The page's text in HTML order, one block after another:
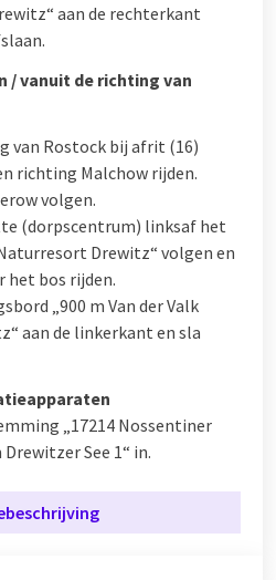
aan de rechterkant
/ vanuit de richting van
van Rostock bij afrit (16)
richting Malchow rijden.
volgen.
(dorpscentrum) linksaf het
Drewitz“ volgen en
het bos rijden.
„900 m Van der Valk
aan de linkerkant en sla
„17214 Nossentiner
See 1“ in.